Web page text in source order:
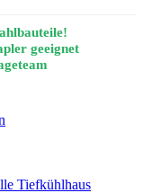
geeignet
Tiefkühlhaus